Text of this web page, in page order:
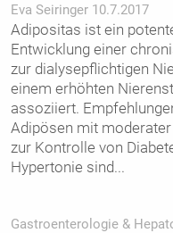
Eva Seiringer 10.7.2017
Adipositas ist ein
Entwicklung einer
zur dialysepflichtigen
einem erhöhten
assoziiert.
Adipösen mit
zur Kontrolle von
Hypertonie sind...
Gastroenterologie &